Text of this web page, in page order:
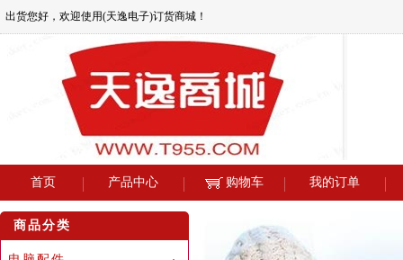
出货您好，欢迎使用(天逸电子)订货商城！
首页 产品中心 购物车 我的订单
商品分类